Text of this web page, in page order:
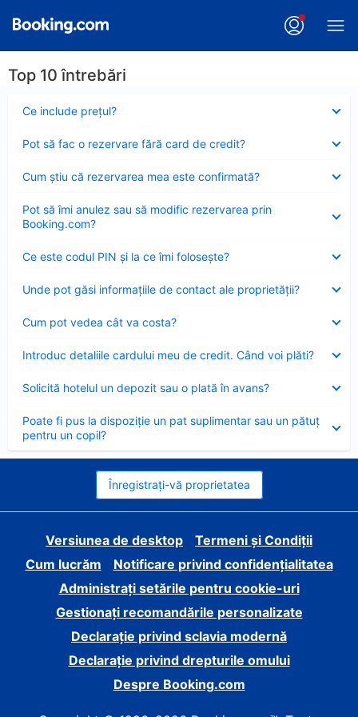
Top 10 întrebări
Ce include preţul?
închis
Pot să fac o rezervare fără card de credit?
închis
Cum ştiu că rezervarea mea este confirmată?
închis
Pot să îmi anulez sau să modific rezervarea prin
Booking.com?
închis
Ce este codul PIN şi la ce îmi foloseşte?
închis
Unde pot găsi informațiile de contact ale proprietății?
închis
Cum pot vedea cât va costa?
închis
Introduc detaliile cardului meu de credit. Când voi plăti?
închis
Solicită hotelul un depozit sau o plată în avans?
închis
Poate fi pus la dispoziție un pat suplimentar sau un pătuț
pentru un copil?
închis
Înregistrați-vă proprietatea
Versiunea de desktop
Termeni și Condiții
Cum lucrăm
Notificare privind confidențialitatea
Administrați setările pentru cookie-uri
Gestionați recomandările personalizate
Declarație privind sclavia modernă
Declarație privind drepturile omului
Despre Booking.com